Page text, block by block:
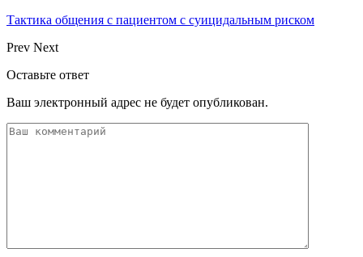
Тактика общения с пациентом с суицидальным риском
Prev Next
Оставьте ответ
Ваш электронный адрес не будет опубликован.